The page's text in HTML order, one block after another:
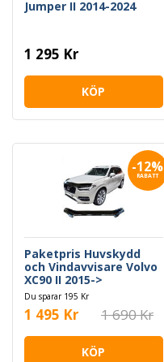
Jumper II 2014-2024
1 295 Kr
KÖP
-12%
RABATT
Paketpris Huvskydd
och Vindavvisare Volvo
XC90 II 2015->
Du sparar 195 Kr
1 495 Kr 1 690 Kr
KÖP